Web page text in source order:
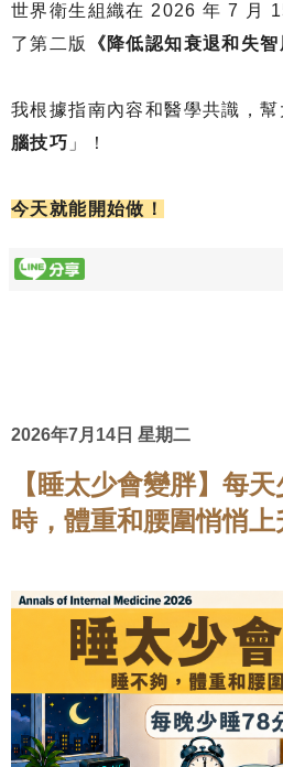
世界衛生組織在 2026 年 7 月
了第二版
《降低認知衰退和失智
我根據指南內容和醫學共識，幫
腦技巧 」！
今天就能開始做！
2026年7月14日 星期二
【睡太少會變胖】每
時，體重和腰圍悄悄上